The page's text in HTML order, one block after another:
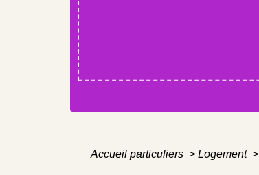
Accueil particuliers > Logement >